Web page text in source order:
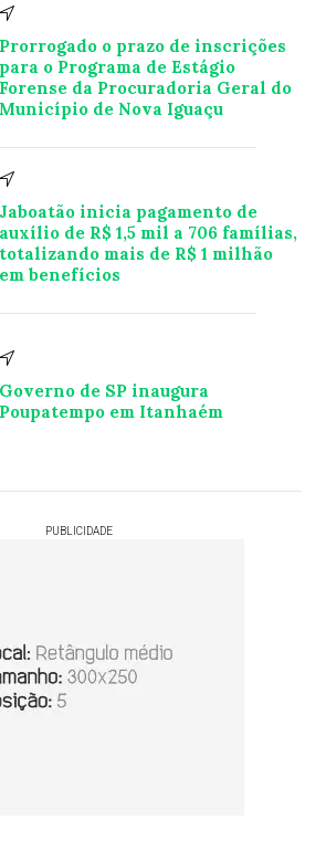
Prorrogado o prazo de inscrições
para o Programa de Estágio
Forense da Procuradoria Geral do
Município de Nova Iguaçu
Jaboatão inicia pagamento de
auxílio de R$ 1,5 mil a 706 famílias,
totalizando mais de R$ 1 milhão
em benefícios
Governo de SP inaugura
Poupatempo em Itanhaém
PUBLICIDADE